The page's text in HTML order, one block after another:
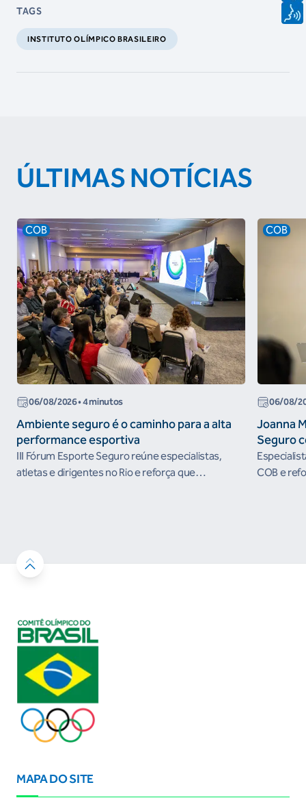
TAGS
INSTITUTO OLÍMPICO BRASILEIRO
ÚLTIMAS NOTÍCIAS
COB
06/08/2026• 4 minutos
Ambiente seguro é o caminho para a alta
performance esportiva
III Fórum Esporte Seguro reúne especialistas,
atletas e dirigentes no Rio e reforça que
COB
06/08/
Joanna
Seguro
COB e
MAPA DO SITE